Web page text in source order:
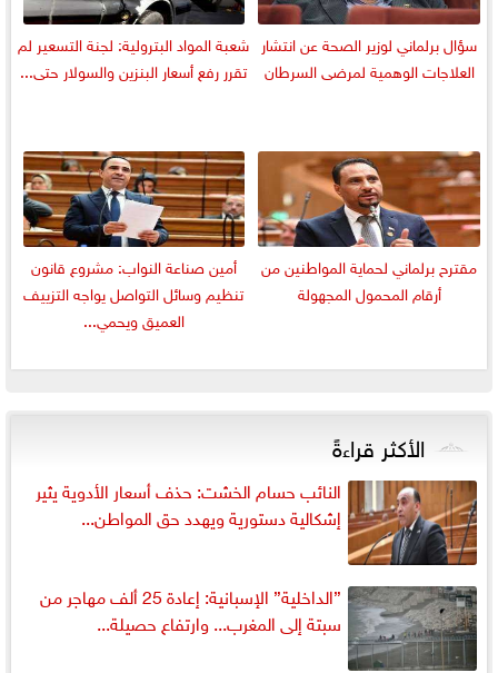
سؤال برلماني لوزير الصحة عن انتشار
العلاجات الوهمية لمرضى السرطان
شعبة المواد البترولية: لجنة التسعير لم
تقرر رفع أسعار البنزين والسولار حتى...
مقترح برلماني لحماية المواطنين من
أرقام المحمول المجهولة
أمين صناعة النواب: مشروع قانون
تنظيم وسائل التواصل يواجه التزييف
العميق ويحمي...
الأكثر قراءةً
النائب حسام الخشت: حذف أسعار الأدوية يثير
إشكالية دستورية ويهدد حق المواطن...
”الداخلية” الإسبانية: إعادة 25 ألف مهاجر من
سبتة إلى المغرب... وارتفاع حصيلة...